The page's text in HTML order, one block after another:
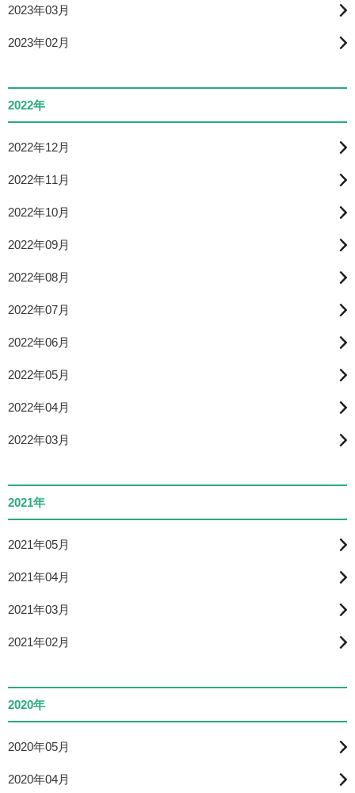
2023年03月
2023年02月
2022年
2022年12月
2022年11月
2022年10月
2022年09月
2022年08月
2022年07月
2022年06月
2022年05月
2022年04月
2022年03月
2021年
2021年05月
2021年04月
2021年03月
2021年02月
2020年
2020年05月
2020年04月